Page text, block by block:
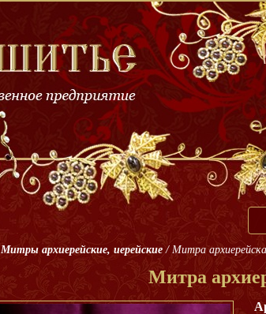
Митры архиерейские, иерейские / Митра
Митра